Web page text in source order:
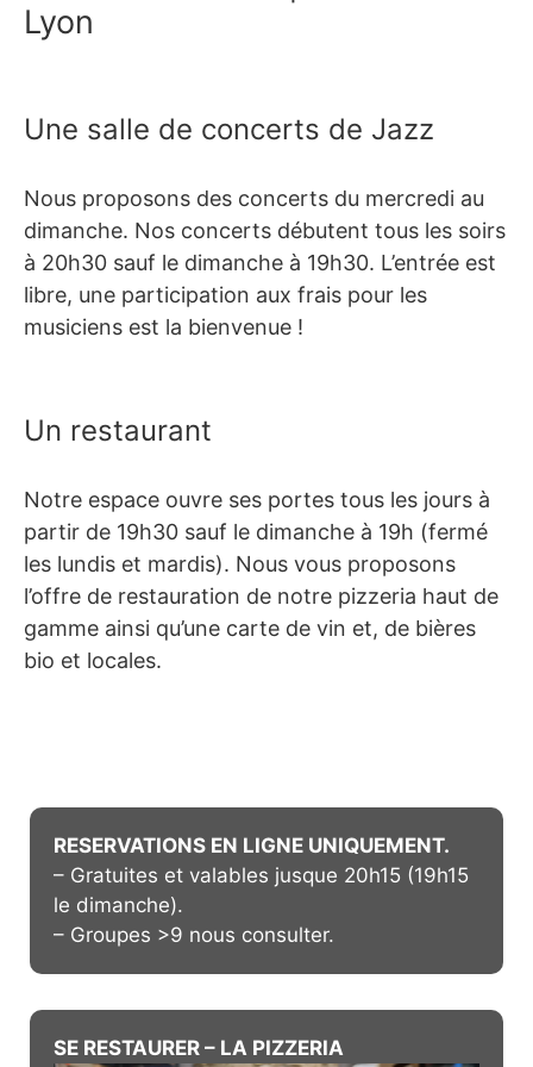
Lyon
Une salle de concerts de Jazz
Nous proposons des concerts du mercredi au
dimanche. Nos concerts débutent tous les soirs
à 20h30 sauf le dimanche à 19h30. L’entrée est
libre, une participation aux frais pour les
musiciens est la bienvenue !
Un restaurant
Notre espace ouvre ses portes tous les jours à
partir de 19h30 sauf le dimanche à 19h (fermé
les lundis et mardis). Nous vous proposons
l’offre de restauration de notre pizzeria haut de
gamme ainsi qu’une carte de vin et, de bières
bio et locales.
RESERVATIONS EN LIGNE UNIQUEMENT.
– Gratuites et valables jusque 20h15 (19h15
le dimanche).
– Groupes >9 nous consulter.
SE RESTAURER – LA PIZZERIA